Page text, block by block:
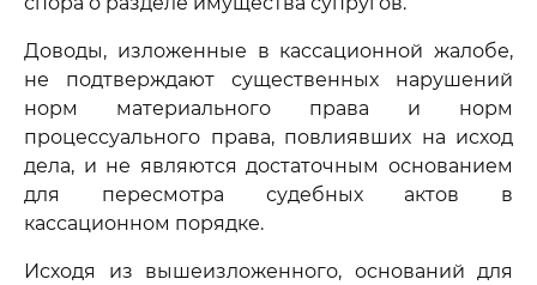
Доводы, изложенные в кассационной жалобе,
не подтверждают существенных нарушений
норм материального права и норм
процессуального права, повлиявших на исход
дела, и не являются достаточным основанием
для пересмотра судебных актов в
кассационном порядке.
Исходя из вышеизложенного, оснований для